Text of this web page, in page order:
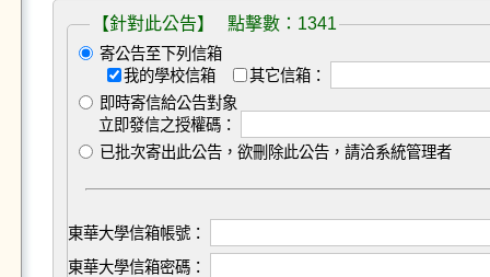
【針對此公告】 點擊數：1341
寄公告至下列信箱
我的學校信箱
其它信箱：
即時寄信給公告對象
立即發信之授權碼：
已批次寄出此公告，欲刪除此公告，請洽系統管理者
東華大學信箱帳號：
東華大學信箱密碼：